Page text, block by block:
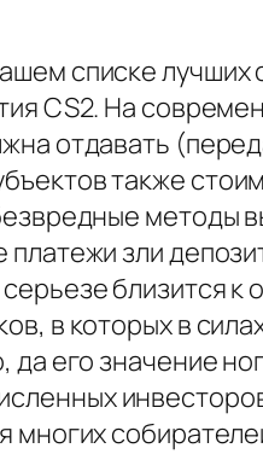
списке
CS2. На
отдавать
также
методы
зли
близится
в которых в
его значение